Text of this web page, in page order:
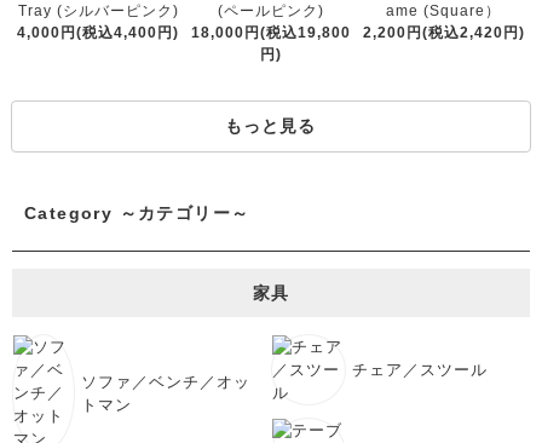
Tray (シルバーピンク)
4,000円(税込4,400円)
(ペールピンク)
18,000円(税込19,800
円)
ame (Square）
2,200円(税込2,420円)
もっと見る
Category ～カテゴリー～
家具
ソファ／ベンチ／オッ
トマン
チェア／スツール